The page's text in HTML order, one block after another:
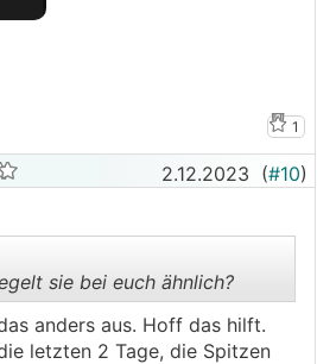
1
2.12.2023 (#10)
sie bei euch ähnlich?
anders aus. Hoff das hilft.
letzten 2 Tage, die Spitzen